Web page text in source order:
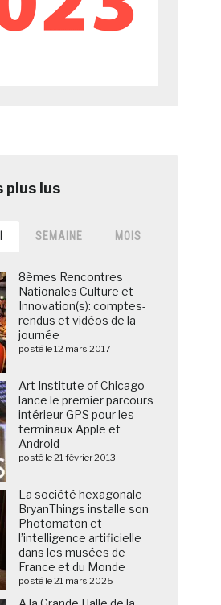
SEMAINE MOIS
8èmes Rencontres
Nationales Culture et
Innovation(s): comptes-
rendus et vidéos de la
journée
posté le 12 mars 2017
Art Institute of Chicago
lance le premier parcours
intérieur GPS pour les
terminaux Apple et
Android
posté le 21 février 2013
La société hexagonale
BryanThings installe son
Photomaton et
l’intelligence artificielle
dans les musées de
France et du Monde
posté le 21 mars 2025